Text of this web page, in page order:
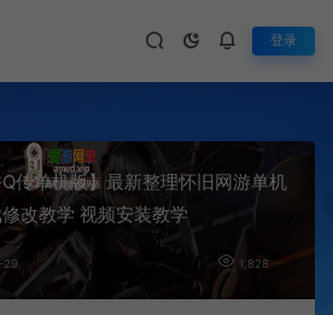
登录
传单机版】最新整理怀旧网游单机
改教学 视频安装教学
29 1,828